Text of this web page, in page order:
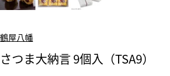
鶴屋八幡
さつま大納言 9個入（TSA9）